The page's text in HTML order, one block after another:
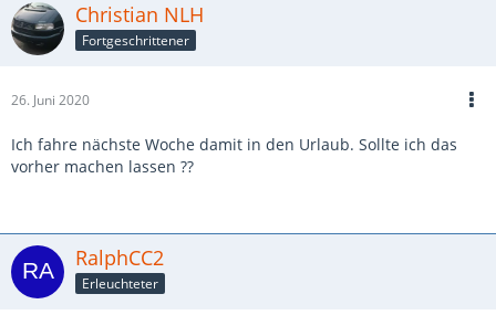
Christian NLH
Fortgeschrittener
26. Juni 2020
Ich fahre nächste Woche damit in den Urlaub. Sollte ich das
vorher machen lassen ??
RalphCC2
Erleuchteter